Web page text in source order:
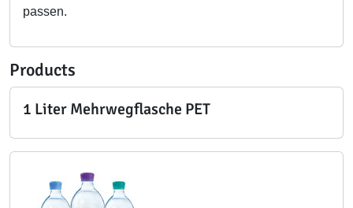
passen.
Products
1 Liter Mehrwegflasche PET